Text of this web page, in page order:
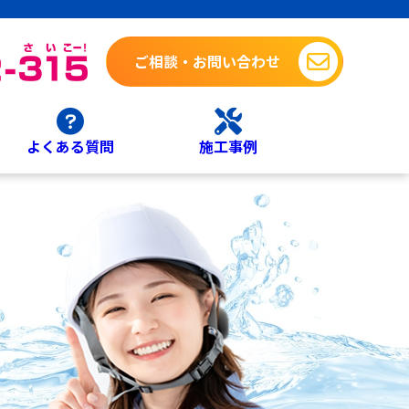
ご相談・お問い合わせ
よくある質問 施工事例